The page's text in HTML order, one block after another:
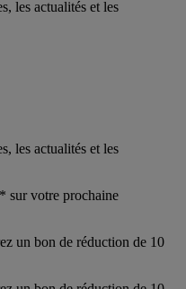
les actualités et les
les actualités et les
sur votre prochaine
un bon de réduction de 10